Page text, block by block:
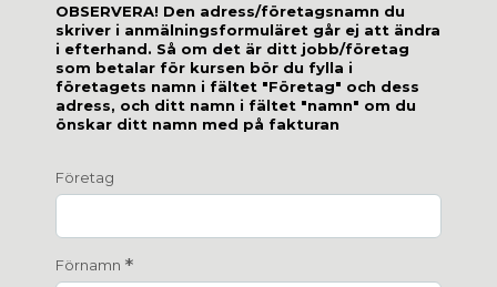
OBSERVERA! Den adress/företagsnamn du
skriver i anmälningsformuläret går ej att ändra
i efterhand. Så om det är ditt jobb/företag
som betalar för kursen bör du fylla i
företagets namn i fältet "Företag" och dess
adress, och ditt namn i fältet "namn" om du
önskar ditt namn med på fakturan
Företag
Förnamn *